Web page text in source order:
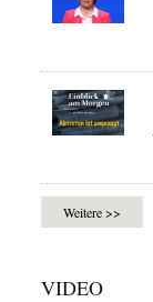
Weitere >>
VIDEO